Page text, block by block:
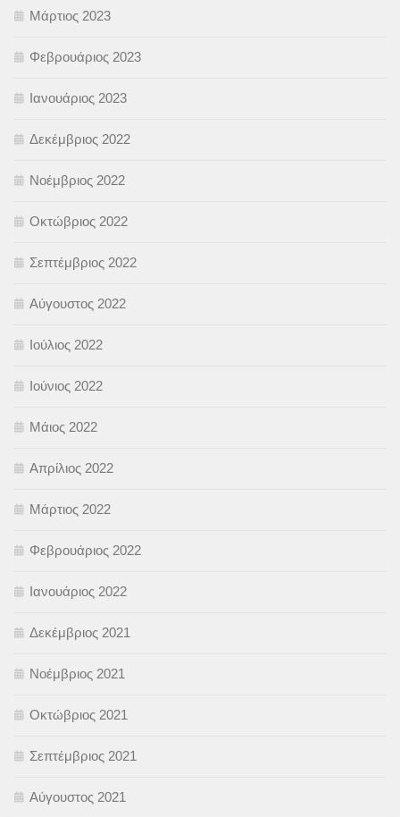
Μάρτιος 2023
Φεβρουάριος 2023
Ιανουάριος 2023
Δεκέμβριος 2022
Νοέμβριος 2022
Οκτώβριος 2022
Σεπτέμβριος 2022
Αύγουστος 2022
Ιούλιος 2022
Ιούνιος 2022
Μάιος 2022
Απρίλιος 2022
Μάρτιος 2022
Φεβρουάριος 2022
Ιανουάριος 2022
Δεκέμβριος 2021
Νοέμβριος 2021
Οκτώβριος 2021
Σεπτέμβριος 2021
Αύγουστος 2021